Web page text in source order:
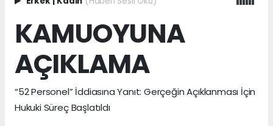
KAMUOYUNA
AÇIKLAMA
“52 Personel” İddiasına Yanıt: Gerçeğin Açıklanması İçin
Hukuki Süreç Başlatıldı